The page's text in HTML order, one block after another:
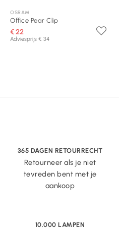
OSRAM
Office Pear Clip
€ 22
Adviesprijs € 34
365 DAGEN RETOURRECHT
Retourneer als je niet
tevreden bent met je
aankoop
10.000 LAMPEN